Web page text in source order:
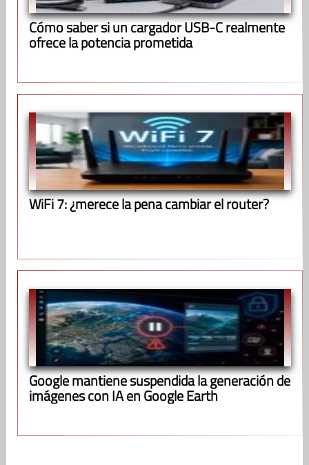
Cómo saber si un cargador USB-C realmente
ofrece la potencia prometida
WiFi 7: ¿merece la pena cambiar el router?
Google mantiene suspendida la generación de
imágenes con IA en Google Earth